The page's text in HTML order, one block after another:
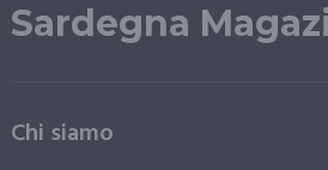
Sardegna
Chi siamo